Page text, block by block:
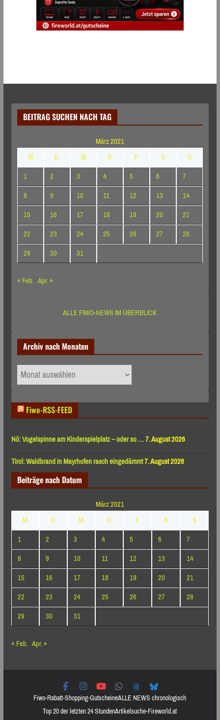
BEITRAG SUCHEN NACH TAG
März 2021
M
D M D F S
S
1
2 3 4 5 6
7
8
9 10 11 12 13
14
15
16 17 18 19 20
21
22
23 24 25 26 27
28
29
30
31
« Feb. Apr. »
ALLE FIWO-NEWS IM ÜBERBLICK
Archiv nach Monaten
Archiv
nach
Fiwo-RSS-FEED
Nö: Vogelspinne am Kinderspielplatz – oder so …7. August 2026
Tirol: Waldbrand in Mayrhofen rasch eingedämmt7. August 2026
Beiträge nach Datum
März 2021
M
D M D F S
S
1
2 3 4 5 6
7
8
9 10 11 12 13
14
15
16 17 18 19 20
21
22
23 24 25 26 27
28
29
30
31
« Feb. Apr. »
Fiwo-Rabatt-Shopping-GutscheineALLE NEWS chronologisch
Top 20 der letzten 24 StundenArtikelsuche-Fireworld.at